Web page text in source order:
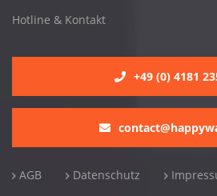
Hotline & Kontakt
+49 (0) 4181
AGB Datenschutz